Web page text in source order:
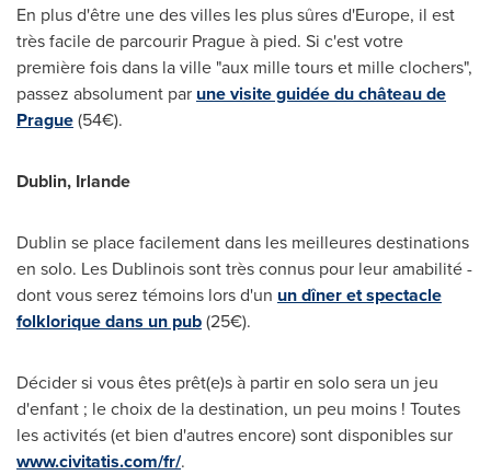
En plus d'être une des villes les plus sûres d'Europe, il est
très facile de parcourir Pragueà pied. Si c'est votre
première fois dans la ville "aux mille tours et mille clochers",
passez absolument par une visite guidée du château de
Prague(54€).
Dublin, Irlande
Dublin se place facilement dans les meilleures destinations
en solo. Les Dublinois sont très connus pour leur amabilité -
dont vous serez témoins lors d'un un dîner et spectacle
folklorique dans un pub(25€).
Décider si vous êtes prêt(e)s à partir en solo sera un jeu
d'enfant ; le choix de la destination, un peu moins ! Toutes
les activités (et bien d'autres encore) sont disponibles sur
www.civitatis.com/fr/.